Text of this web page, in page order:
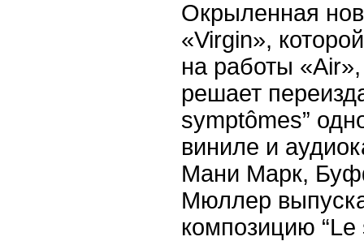
Окрыленная
«Virgin»,
на работы «Air
решает
symptômes”
виниле и
Мани Марк,
Мюллер
композицию